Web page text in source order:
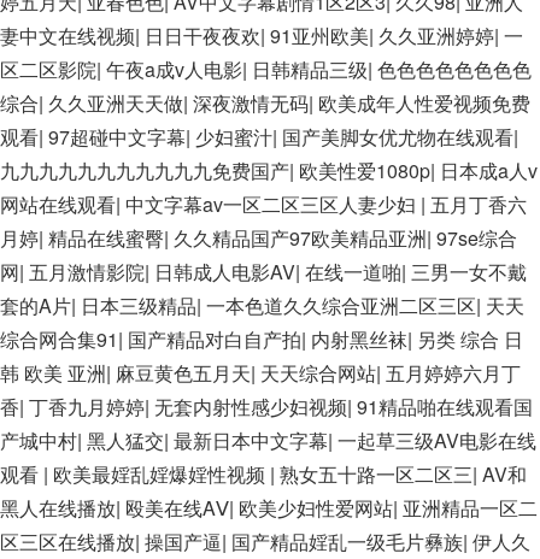
卡在线观看二区 三级片一片黄一区 中日AV乱码一区二区三区乱
码 久久久久久久久久一级黄色片美女 日韩老板一区 精品久久久
久久久久久中文字幕 开心91五月婷婷网 国产的黄色人成 国产91
三级在线播放 亚洲精品一二区狠狠撸婷婷五月天 大香蕉国欧美
日本人妻激情91 欧美特黄一级视频18 免费麻豆黄色 偷拍 亚洲
制服 另类 欧美日一区二区黄色电影 亚洲超黄AV 亚洲日本中文
字幕天天更新 亚洲一级欧美 大香蕉天天更新视频 国产性生活视
频免费看 三级片AA久久久久免费看 国产传媒精品视频91 一级
黄片精品在线精彩视频 香蕉黄色片网站 国产精品草逼 欧美成人
黄色的毛片 免费看国庆黄片 亚洲韩日一区91 91精品偷窥一区二
区 大香蕉手机视频免费线 亚洲无码国产乱码精品95 91麻豆强暴
精品在线 91AV一区在线 日韩欧美视屏中文版 欧美情色一区=区
亚洲精品久久国产精品37P 亚洲少妇上 中文字幕日韩黄色影片
人妻福利日韩
妻中文在线视频| 日日干夜夜欢| 91亚州欧美| 久久亚洲婷婷| 一
区二区影院| 午夜a成v人电影| 日韩精品三级| 色色色色色色色色
综合| 久久亚洲天天做| 深夜激情无码| 欧美成年人性爱视频免费
观看| 97超碰中文字幕| 少妇蜜汁| 国产美脚女优尤物在线观看|
九九九九九九九九九九九免费国产| 欧美性爱1080p| 日本成a人v
网站在线观看| 中文字幕av一区二区三区人妻少妇 | 五月丁香六
月婷| 精品在线蜜臀| 久久精品国产97欧美精品亚洲| 97se综合
网| 五月激情影院| 日韩成人电影AV| 在线一道啪| 三男一女不戴
套的A片| 日本三级精品| 一本色道久久综合亚洲二区三区| 天天
综合网合集91| 国产精品对白自产拍| 内射黑丝袜| 另类 综合 日
韩 欧美 亚洲| 麻豆黄色五月天| 天天综合网站| 五月婷婷六月丁
香| 丁香九月婷婷| 无套内射性感少妇视频| 91精品啪在线观看国
产城中村| 黑人猛交| 最新日本中文字幕| 一起草三级AV电影在线
观看 | 欧美最婬乱婬爆婬性视频 | 熟女五十路一区二区三| AV和
黑人在线播放| 殴美在线AⅤ| 欧美少妇性爱网站| 亚洲精品一区二
区三区在线播放| 操国产逼| 国产精品婬乱一级毛片彝族| 伊人久